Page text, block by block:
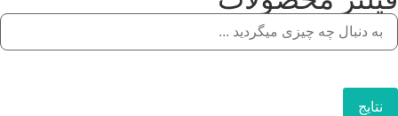
نتایج